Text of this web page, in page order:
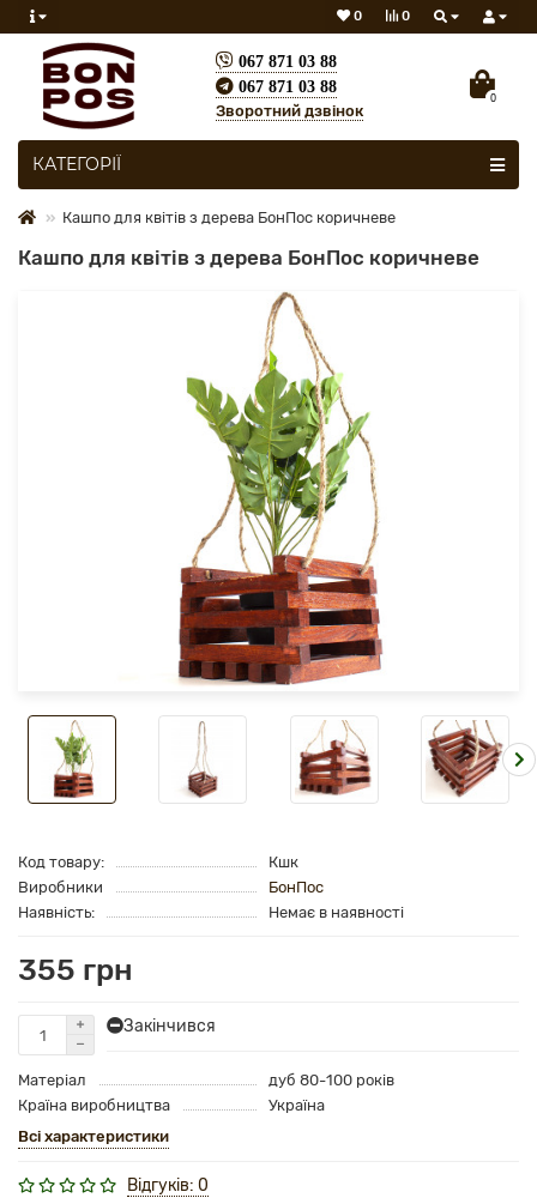
0
0
067 871 03 88
067 871 03 88
Зворотний дзвінок
0
Скрізь
КАТЕГОРІЇ
Кашпо для квітів з дерева БонПос коричневе
Кашпо для квітів з дерева БонПос коричневе
Код товару:
Кшк
Виробники
БонПос
Наявність:
Немає в наявності
355 грн
Закінчився
Матеріал
дуб 80-100 років
Країна виробництва
Україна
Всі характеристики
Відгуків: 0